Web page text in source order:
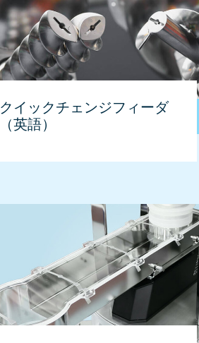
クイックチェンジフィーダ
（英語）